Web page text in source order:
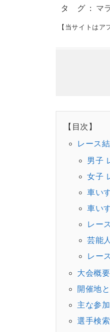
タ グ マ
【当サイトはア
【目次】
レース
男子
女子
車い
車い
レー
芸能
レー
大会概要
開催地
主な参
選手検索